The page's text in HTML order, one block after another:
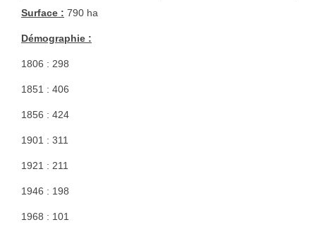
1950 à 2006
Diocèses et évêques
Histoire Générale du Languedoc
Surface : 790 ha
Démographie :
1806 : 298
1851 : 406
1856 : 424
1901 : 311
1921 : 211
1946 : 198
1968 : 101